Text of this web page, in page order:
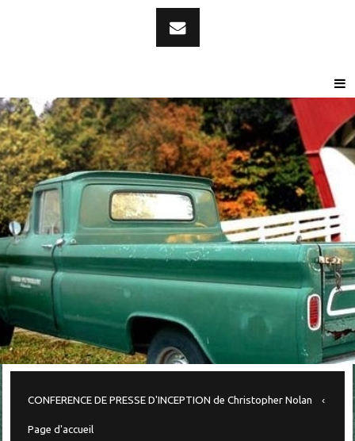
CONFERENCE DE PRESSE D'INCEPTION de Christopher Nolan
Page d'accueil